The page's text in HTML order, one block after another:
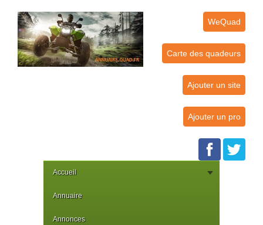
WeQuad
Carte des quadeurs
Ajouter un site
Ajouter un pro
Accueil
Annuaire
Annonces